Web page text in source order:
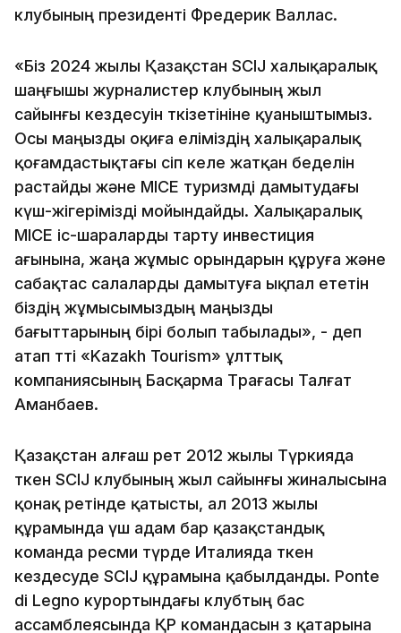
клубының президенті Фредерик Валлас.
«Біз 2024 жылы Қазақстан SCIJ халықаралық
шаңғышы журналистер клубының жыл
сайынғы кездесуін өткізетініне қуаныштымыз.
Осы маңызды оқиға еліміздің халықаралық
қоғамдастықтағы өсіп келе жатқан беделін
растайды және MICE туризмді дамытудағы
күш-жігерімізді мойындайды. Халықаралық
MICE іс-шараларды тарту инвестиция
ағынына, жаңа жұмыс орындарын құруға және
сабақтас салаларды дамытуға ықпал ететін
біздің жұмысымыздың маңызды
бағыттарының бірі болып табылады», - деп
атап өтті «Kazakh Tourism» ұлттық
компаниясының Басқарма Төрағасы Талғат
Аманбаев.
Қазақстан алғаш рет 2012 жылы Түркияда
өткен SCIJ клубының жыл сайынғы жиналысына
қонақ ретінде қатысты, ал 2013 жылы
құрамында үш адам бар қазақстандық
команда ресми түрде Италияда өткен
кездесуде SCIJ құрамына қабылданды. Ponte
di Legno курортындағы клубтың бас
ассамблеясында ҚР командасын өз қатарына